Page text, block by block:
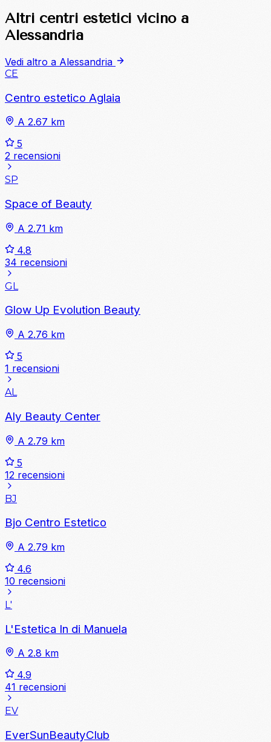
Altri centri estetici vicino a
Alessandria
Vedi altro a Alessandria
CE
Centro estetico Aglaia
A 2.67 km
5
2 recensioni
SP
Space of Beauty
A 2.71 km
4.8
34 recensioni
GL
Glow Up Evolution Beauty
A 2.76 km
5
1 recensioni
AL
Aly Beauty Center
A 2.79 km
5
12 recensioni
BJ
Bjo Centro Estetico
A 2.79 km
4.6
10 recensioni
L'
L'Estetica In di Manuela
A 2.8 km
4.9
41 recensioni
EV
EverSunBeautyClub